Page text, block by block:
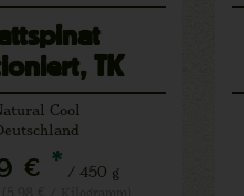
TK
Cool
€ * / 450 g